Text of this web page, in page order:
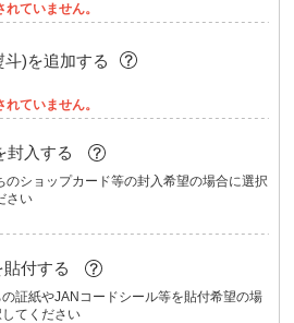
ていません。
斗)を追加する
ていません。
封入する
ショップカード等の封入希望の場合に選択
さい
付する
証紙やJANコードシール等を貼付希望の場
てください